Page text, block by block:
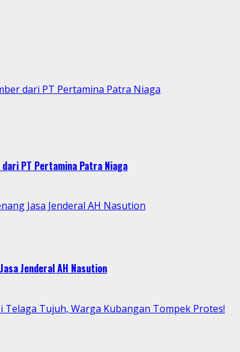
dari PT Pertamina Patra Niaga
PT Pertamina Patra Niaga
Jasa Jenderal AH Nasution
Jenderal AH Nasution
Telaga Tujuh, Warga Kubangan Tompek Protes!